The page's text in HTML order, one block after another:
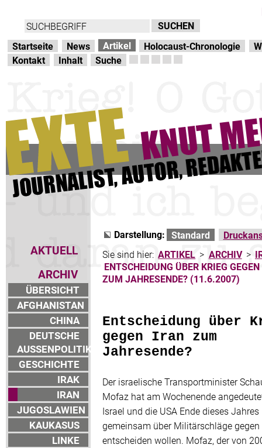
Startseite News Artikel Holocaust-Chronologie
Kontakt
Inhalt Suche
AKTUELL
ARCHIV
ÜBERSICHT
AFGHANISTAN
CHINA
DEUTSCHE
AUSSENPOLITIK
GESCHICHTE
IRAK
IRAN
JUGOSLAWIEN
KAUKASUS
LINKE
Darstellung: Standard
Sie sind hier: ARTIKEL > ARCHIV >
ENTSCHEIDUNG ÜBER KRIEG
ZUM JAHRESENDE? (11.6.2007)
Entscheidung über
gegen Iran zum
Jahresende?
Der israelische Transportminister
Mofaz hat am Wochenende
Israel und die USA Ende dieses Jahres
gemeinsam über Militärschläge gegen
entscheiden wollen. Mofaz, der von